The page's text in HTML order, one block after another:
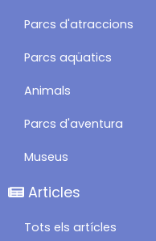
Parcs d'atraccions
Parcs aqüatics
Animals
Parcs d'aventura
Museus
Articles
Tots els artícles